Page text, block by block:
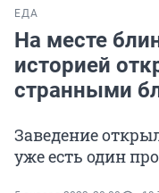
ЕДА
На месте
историей
странными
Заведение
уже есть один